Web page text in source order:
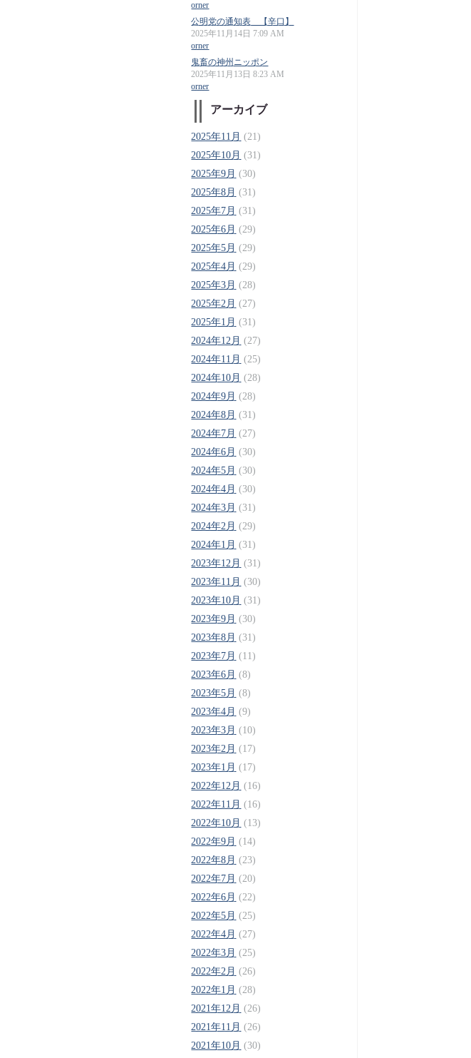
orner
公明党の通知表 【辛口】
2025年11月14日 7:09 AM
orner
鬼畜の神州ニッポン
2025年11月13日 8:23 AM
orner
アーカイブ
2025年11月 (21)
2025年10月 (31)
2025年9月 (30)
2025年8月 (31)
2025年7月 (31)
2025年6月 (29)
2025年5月 (29)
2025年4月 (29)
2025年3月 (28)
2025年2月 (27)
2025年1月 (31)
2024年12月 (27)
2024年11月 (25)
2024年10月 (28)
2024年9月 (28)
2024年8月 (31)
2024年7月 (27)
2024年6月 (30)
2024年5月 (30)
2024年4月 (30)
2024年3月 (31)
2024年2月 (29)
2024年1月 (31)
2023年12月 (31)
2023年11月 (30)
2023年10月 (31)
2023年9月 (30)
2023年8月 (31)
2023年7月 (11)
2023年6月 (8)
2023年5月 (8)
2023年4月 (9)
2023年3月 (10)
2023年2月 (17)
2023年1月 (17)
2022年12月 (16)
2022年11月 (16)
2022年10月 (13)
2022年9月 (14)
2022年8月 (23)
2022年7月 (20)
2022年6月 (22)
2022年5月 (25)
2022年4月 (27)
2022年3月 (25)
2022年2月 (26)
2022年1月 (28)
2021年12月 (26)
2021年11月 (26)
2021年10月 (30)